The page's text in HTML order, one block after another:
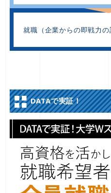
就職（企業からの即戦力の
DATAで実証！